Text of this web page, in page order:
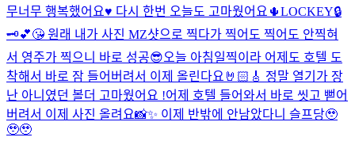
무너무 행복했어요♥️ 다시 한번 오늘도 고마웠어요🌵LOCKEY🔒
🗝️💕😘 원래 내가 사진 MZ샷으로 찍다가 찍어도 찍어도 안찍혀
서 영주가 찍으니 바로 성공😎오늘 아침일찍이라 어제도 호텔 도
착해서 바로 잠 들어버려서 이제 올린다요🤘🏻🎸 정말 열기가 장
난 아니였던 볼더 고마웠어요 !어제 호텔 들어와서 바로 씻고 뻗어
버려서 이제 사진 올려요📸✨ 이제 반밖에 안남았다니 슬프당🥹
🥹🥹